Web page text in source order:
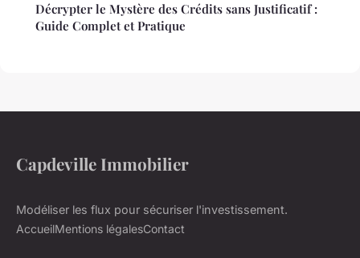
Décrypter le Mystère des Crédits sans Justificatif :
Guide Complet et Pratique
Capdeville Immobilier
Modéliser les flux pour sécuriser l'investissement.
AccueilMentions légalesContact